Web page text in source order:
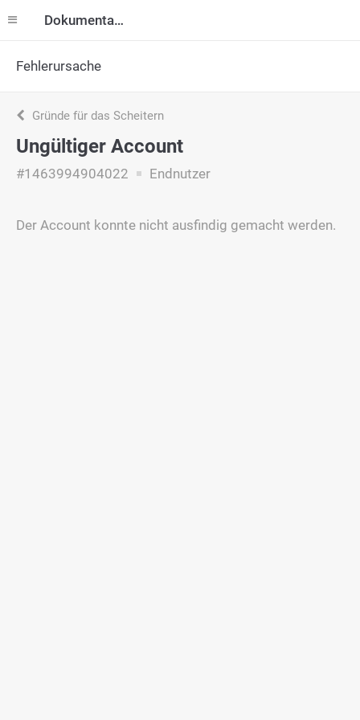
Dokumentation
Fehlerursache
Gründe für das Scheitern
Ungültiger Account
#1463994904022 Endnutzer
Der Account konnte nicht ausfindig gemacht werden.